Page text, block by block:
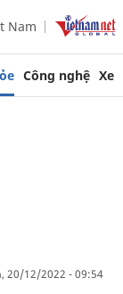
Nam
Công nghệ Xe
20/12/2022 - 09:54